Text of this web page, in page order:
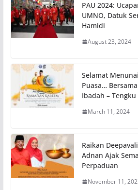
PAU 2024:
UMNO, Datuk
Hamidi
August 23, 2024
Selamat
Puasa…
Ibadah –
March 11, 2024
Raikan
Adnan Ajak
Perpaduan
November 11,